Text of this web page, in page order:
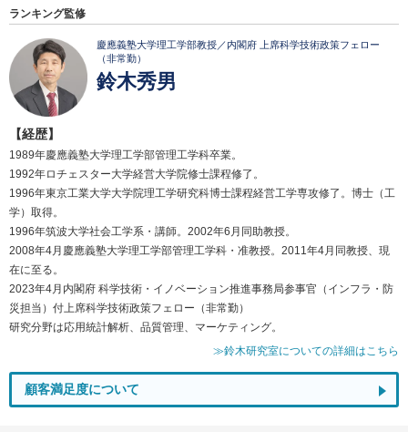
ランキング監修
慶應義塾大学理工学部教授／内閣府 上席科学技術政策フェロー
（非常勤）
鈴木秀男
【経歴】
1989年慶應義塾大学理工学部管理工学科卒業。
1992年ロチェスター大学経営大学院修士課程修了。
1996年東京工業大学大学院理工学研究科博士課程経営工学専攻修了。博士（工
学）取得。
1996年筑波大学社会工学系・講師。2002年6月同助教授。
2008年4月慶應義塾大学理工学部管理工学科・准教授。2011年4月同教授、現
在に至る。
2023年4月内閣府 科学技術・イノベーション推進事務局参事官（インフラ・防
災担当）付上席科学技術政策フェロー（非常勤）
研究分野は応用統計解析、品質管理、マーケティング。
≫鈴木研究室についての詳細はこちら
顧客満足度について